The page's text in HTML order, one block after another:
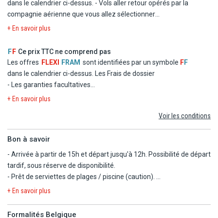
dans le calendrier ci-dessus. - Vols aller retour opérés par la
compagnie aérienne que vous allez sélectionner
- Les taxes d'aéroport et de solidarité
- Le transfert
+ En savoir plus
F F Ce prix TTC ne comprend pas
Les offres FLEXI FRAM sont identifiées par un symbole FF
dans le calendrier ci-dessus.
Les Frais de dossier
- Les garanties facultatives
- Les autres repas et les boissons
+ En savoir plus
Voir les conditions
Bon à savoir
- Arrivée à partir de 15h et départ jusqu'à 12h. Possibilité de départ
tardif, sous réserve de disponibilité.
- Prêt de serviettes de plages / piscine (caution).
- Hôtel adapté aux personnes à mobilité réduite (4 chambres
- Les animaux ne sont pas admis au sein de l'hôtel.
+ En savoir plus
Formalités Belgique